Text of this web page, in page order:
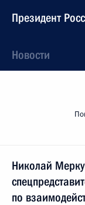
Президент
Новости
Николай
по